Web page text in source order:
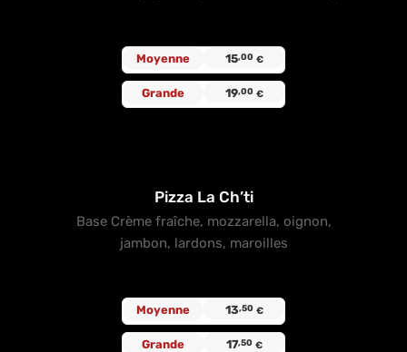
Moyenne 15,00 €
Grande 19,00 €
Pizza La Ch’ti
Base Crème fraîche, mozzarella, oignon,
jambon, lardons, maroilles
Moyenne 13,50 €
Grande 17,50 €